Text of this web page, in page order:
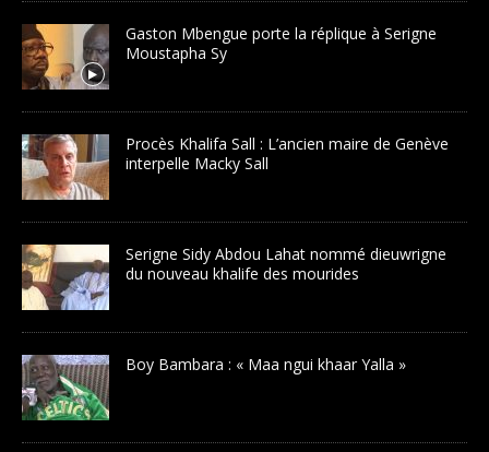
Gaston Mbengue porte la réplique à Serigne
Moustapha Sy
Procès Khalifa Sall : L’ancien maire de Genève
interpelle Macky Sall
Serigne Sidy Abdou Lahat nommé dieuwrigne
du nouveau khalife des mourides
Boy Bambara : « Maa ngui khaar Yalla »